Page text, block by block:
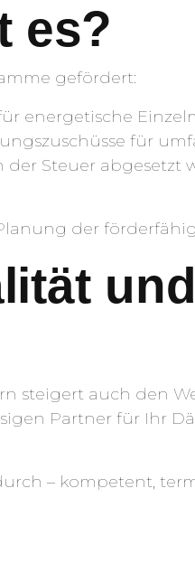
es?
gefördert:
energetische
für
der Steuer abgesetzt
der
und
steigert auch den
Partner für Ihr
– kompetent,